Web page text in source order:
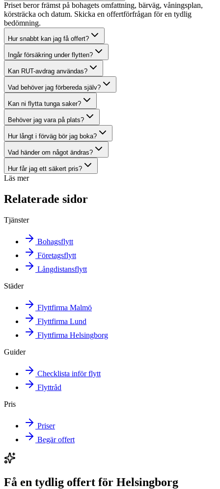
Priset beror främst på bohagets omfattning, bärväg, våningsplan,
körsträcka och datum. Skicka en offertförfrågan för en tydlig
bedömning.
Hur snabbt kan jag få offert?
Ingår försäkring under flytten?
Kan RUT-avdrag användas?
Vad behöver jag förbereda själv?
Kan ni flytta tunga saker?
Behöver jag vara på plats?
Hur långt i förväg bör jag boka?
Vad händer om något ändras?
Hur får jag ett säkert pris?
Läs mer
Relaterade sidor
Tjänster
Bohagsflytt
Företagsflytt
Långdistansflytt
Städer
Flyttfirma Malmö
Flyttfirma Lund
Flyttfirma Helsingborg
Guider
Checklista inför flytt
Flyttråd
Pris
Priser
Begär offert
Få en tydlig offert för Helsingborg